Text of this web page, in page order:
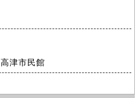
津市民館